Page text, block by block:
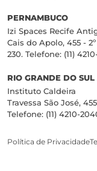
PERNAMBUCO
Izi Spaces Recife
Cais do Apolo, 455 -
230. Telefone: (11)
RIO GRANDE DO SUL
Instituto Caldeira
Travessa São José,
Telefone: (11) 4210-
Política de Privacidade